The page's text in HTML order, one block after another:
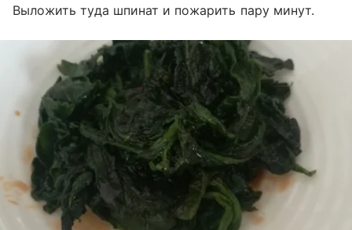
Выложить туда шпинат и пожарить пару минут.